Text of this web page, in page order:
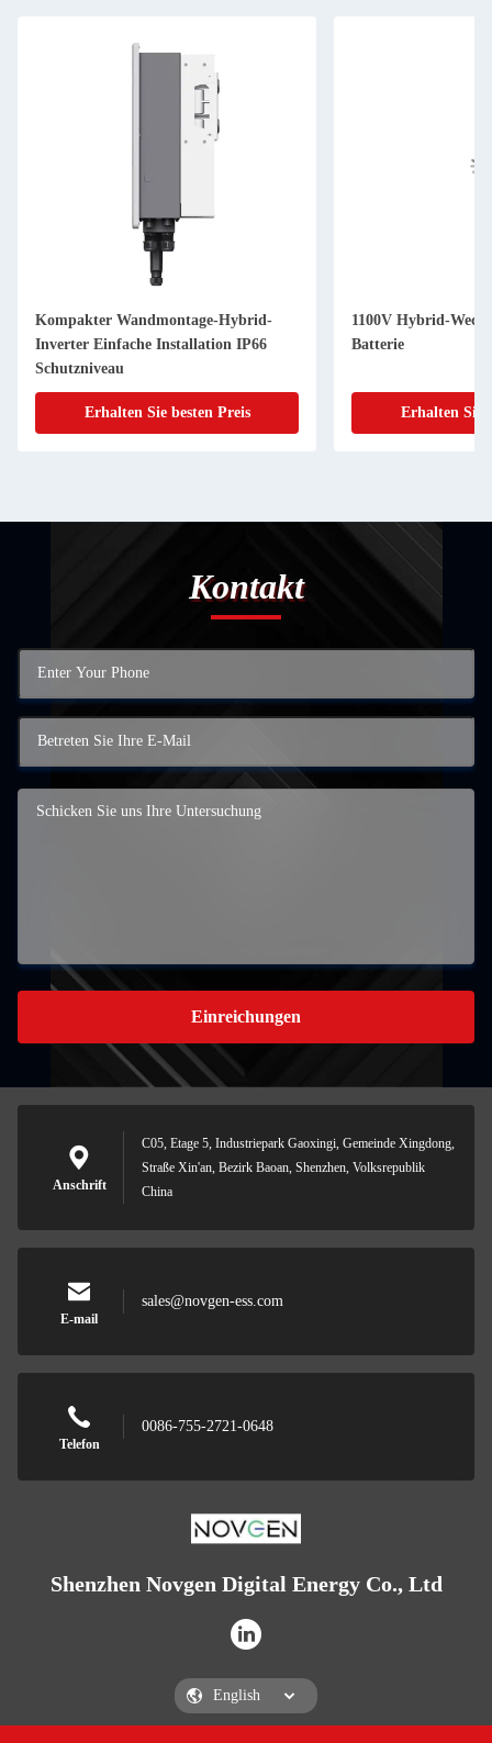
Kompakter Wandmontage-Hybrid-
Inverter Einfache Installation IP66
Schutzniveau
Erhalten Sie besten Preis
1100V Hybrid-
Batterie
Erhalten Sie
Kontakt
Einreichungen
Anschrift
C05, Etage 5, Industriepark Gaoxingi, Gemeinde Xingdong,
Straße Xin'an, Bezirk Baoan, Shenzhen, Volksrepublik
China
E-mail
sales@novgen-ess.com
Telefon
0086-755-2721-0648
Shenzhen Novgen Digital Energy Co., Ltd